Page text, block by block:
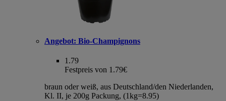
Angebot: Bio-Champignons
1.79
Festpreis von 1.79€
braun oder weiß, aus Deutschland/den Niederlanden,
Kl. II, je 200g Packung, (1kg=8.95)